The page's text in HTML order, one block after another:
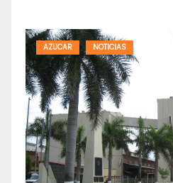
AZUCAR NOTICIAS